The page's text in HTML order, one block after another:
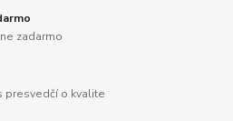
zadarmo
presvedčí o kvalite